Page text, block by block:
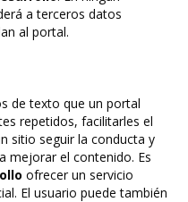
a terceros datos
al portal.
de texto que un portal
repetidos, facilitarles el
sitio seguir la conducta y
mejorar el contenido. Es
ofrecer un servicio
El usuario puede también